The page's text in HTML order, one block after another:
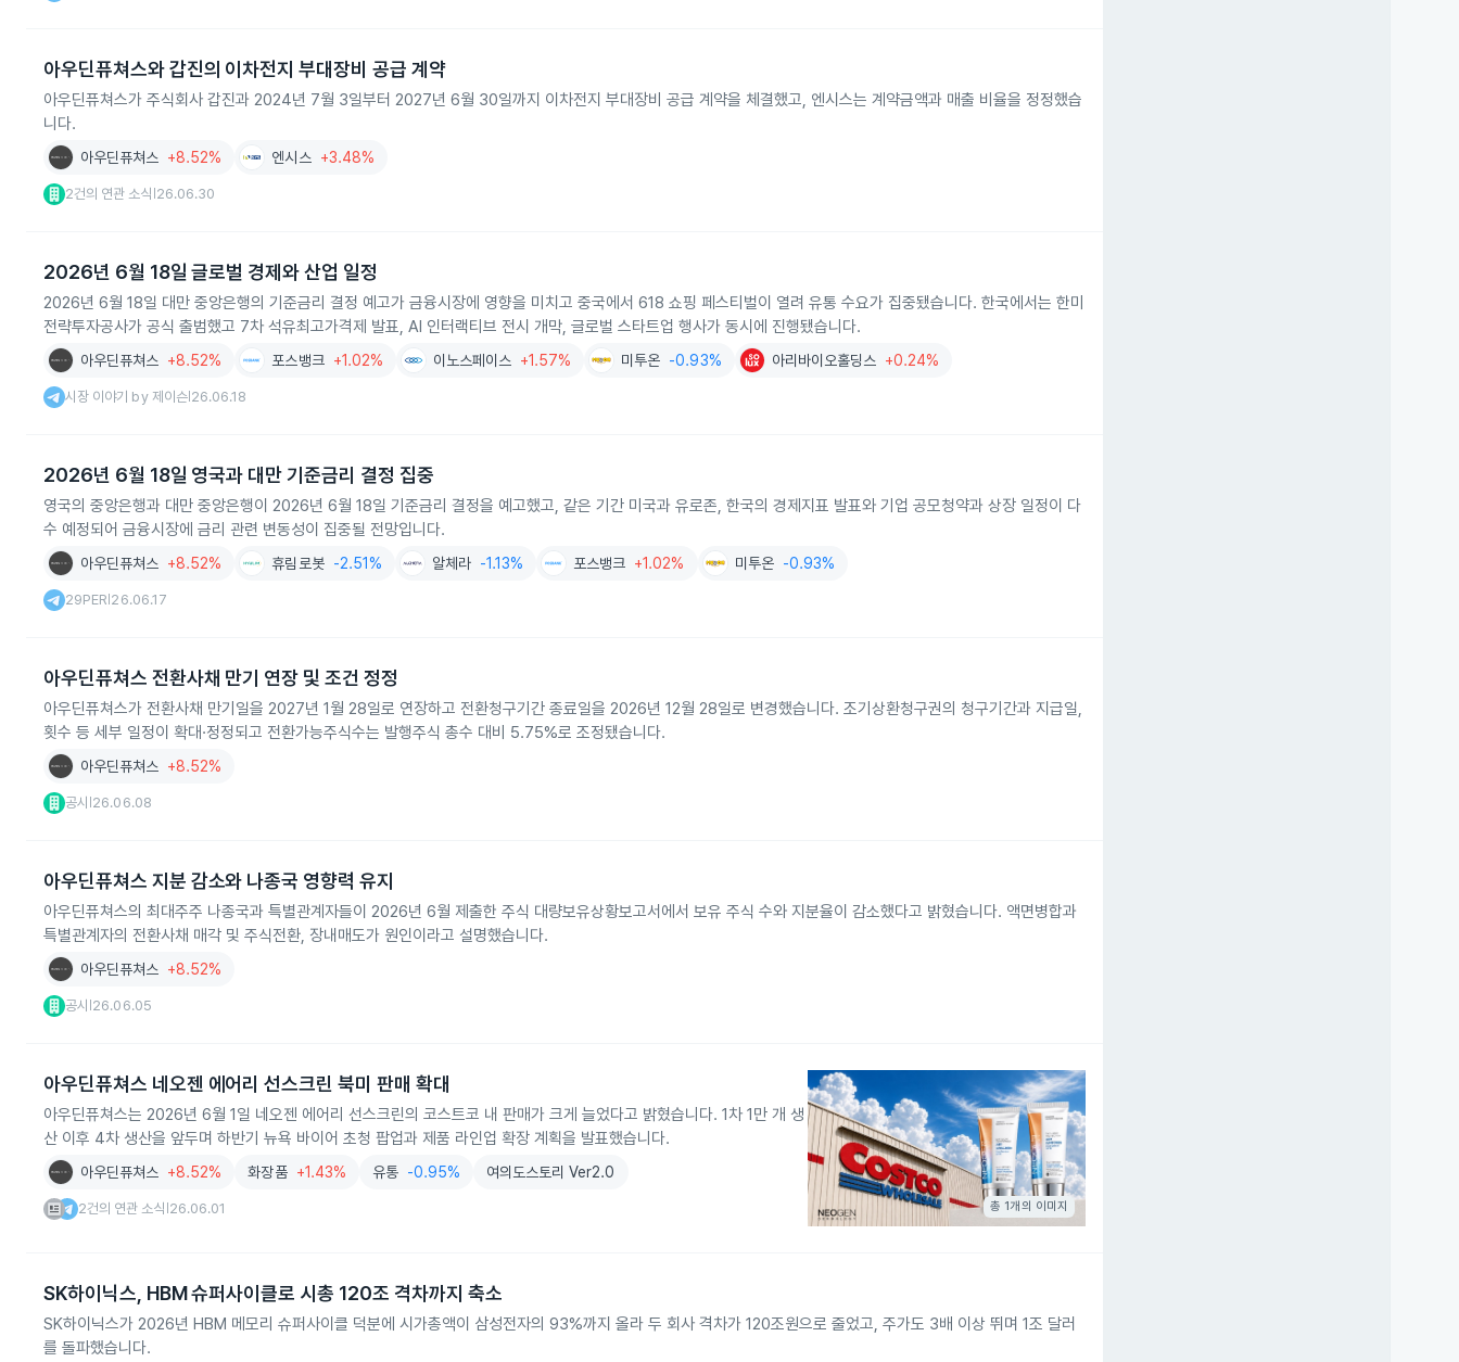
아우딘퓨쳐스와 갑진의 이차전지 부대장비 공급 계약
아우딘퓨쳐스가 주식회사 갑진과 2024년 7월 3일부터 2027년 6월 30일까지 이차전지 부대장비 공급 계약을 체결했고, 엔시스는 계약금액과 매출 비율을 정정했습
니다.
아우딘퓨쳐스 +8.52% 엔시스 +3.48%
2건의 연관 소식 26.06.30
2026년 6월 18일 글로벌 경제와 산업 일정
2026년 6월 18일 대만 중앙은행의 기준금리 결정 예고가 금융시장에 영향을 미치고 중국에서 618 쇼핑 페스티벌이 열려 유통 수요가 집중됐습니다. 한국에서는 한미
전략투자공사가 공식 출범했고 7차 석유최고가격제 발표, AI 인터랙티브 전시 개막, 글로벌 스타트업 행사가 동시에 진행됐습니다.
아우딘퓨쳐스 +8.52% 포스뱅크 +1.02% 이노스페이스 +1.57% 미투온 -0.93% 아리바이오홀딩스 +0.24%
시장 이야기 by 제이슨| 26.06.18
2026년 6월 18일 영국과 대만 기준금리 결정 집중
영국의 중앙은행과 대만 중앙은행이 2026년 6월 18일 기준금리 결정을 예고했고, 같은 기간 미국과 유로존, 한국의 경제지표 발표와 기업 공모청약과 상장 일정이 다
수 예정되어 금융시장에 금리 관련 변동성이 집중될 전망입니다.
아우딘퓨쳐스 +8.52% 휴림로봇 -2.51% 알체라 -1.13% 포스뱅크 +1.02% 미투온 -0.93%
29PER 26.06.17
아우딘퓨쳐스 전환사채 만기 연장 및 조건 정정
아우딘퓨쳐스가 전환사채 만기일을 2027년 1월 28일로 연장하고 전환청구기간 종료일을 2026년 12월 28일로 변경했습니다. 조기상환청구권의 청구기간과 지급일,
횟수 등 세부 일정이 확대·정정되고 전환가능주식수는 발행주식 총수 대비 5.75%로 조정됐습니다.
아우딘퓨쳐스 +8.52%
공시 26.06.08
아우딘퓨쳐스 지분 감소와 나종국 영향력 유지
아우딘퓨쳐스의 최대주주 나종국과 특별관계자들이 2026년 6월 제출한 주식 대량보유상황보고서에서 보유 주식 수와 지분율이 감소했다고 밝혔습니다. 액면병합과
특별관계자의 전환사채 매각 및 주식전환, 장내매도가 원인이라고 설명했습니다.
아우딘퓨쳐스 +8.52%
공시 26.06.05
아우딘퓨쳐스 네오젠 에어리 선스크린 북미 판매 확대
아우딘퓨쳐스는 2026년 6월 1일 네오젠 에어리 선스크린의 코스트코 내 판매가 크게 늘었다고 밝혔습니다. 1차 1만 개 생
산 이후 4차 생산을 앞두며 하반기 뉴욕 바이어 초청 팝업과 제품 라인업 확장 계획을 발표했습니다.
아우딘퓨쳐스 +8.52% 화장품 +1.43% 유통 -0.95% 여의도스토리 Ver2.0
2건의 연관 소식 26.06.01 총 1개의 이미지
SK하이닉스, HBM 슈퍼사이클로 시총 120조 격차까지 축소
SK하이닉스가 2026년 HBM 메모리 슈퍼사이클 덕분에 시가총액이 삼성전자의 93%까지 올라 두 회사 격차가 120조원으로 줄었고, 주가도 3배 이상 뛰며 1조 달러
를 돌파했습니다.